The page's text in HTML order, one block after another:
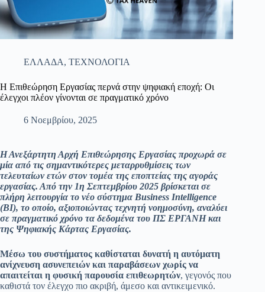
ΕΛΛΑΔΑ, ΤΕΧΝΟΛΟΓΙΑ
Η Επιθεώρηση Εργασίας περνά στην ψηφιακή εποχή: Οι
έλεγχοι πλέον γίνονται σε πραγματικό χρόνο
6 Νοεμβρίου, 2025
Η Ανεξάρτητη Αρχή Επιθεώρησης Εργασίας προχωρά σε
μία από τις σημαντικότερες μεταρρυθμίσεις των
τελευταίων ετών στον τομέα της εποπτείας της αγοράς
εργασίας. Από την 1η Σεπτεμβρίου 2025 βρίσκεται σε
πλήρη λειτουργία το νέο σύστημα Business Intelligence
(BI), το οποίο, αξιοποιώντας τεχνητή νοημοσύνη, αναλύει
σε πραγματικό χρόνο τα δεδομένα του ΠΣ ΕΡΓΑΝΗ και
της Ψηφιακής Κάρτας Εργασίας.
Μέσω του συστήματος καθίσταται δυνατή η αυτόματη
ανίχνευση ασυνεπειών και παραβάσεων χωρίς να
απαιτείται η φυσική παρουσία επιθεωρητών, γεγονός που
καθιστά τον έλεγχο πιο ακριβή, άμεσο και αντικειμενικό.